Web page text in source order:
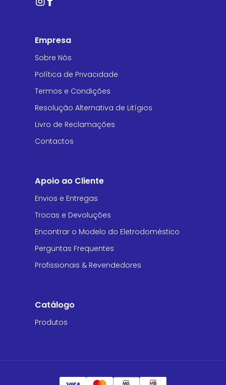
Empresa
Sobre Nós
Política de Privacidade
Termos e Condições
Resolução Alternativa de Litígios
Livro de Reclamações
Contactos
Apoio ao Cliente
Envios e Entregas
Trocas e Devoluções
Encontrar o Modelo do Eletrodoméstico
Perguntas Frequentes
Profissionais & Revendedores
Catálogo
Produtos